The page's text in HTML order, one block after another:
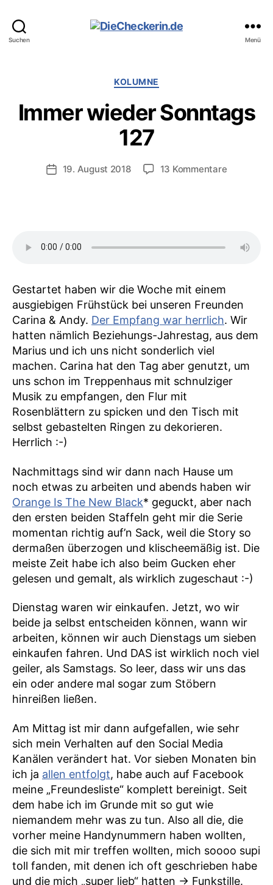
Suchen Menü
Kategorien
KOLUMNE
Immer wieder Sonntags
127
Veröffentlichungsdatum
19. August 2018 13 Kommentarezu
Gestartet haben wir die Woche mit einem
ausgiebigen Frühstück bei unseren Freunden
Carina & Andy. Der Empfang war herrlich. Wir
hatten nämlich Beziehungs-Jahrestag, aus dem
Marius und ich uns nicht sonderlich viel
machen. Carina hat den Tag aber genutzt, um
uns schon im Treppenhaus mit schnulziger
Musik zu empfangen, den Flur mit
Rosenblättern zu spicken und den Tisch mit
selbst gebastelten Ringen zu dekorieren.
Herrlich :-)
Nachmittags sind wir dann nach Hause um
noch etwas zu arbeiten und abends haben wir
Orange Is The New Black* geguckt, aber nach
den ersten beiden Staffeln geht mir die Serie
momentan richtig auf’n Sack, weil die Story so
dermaßen überzogen und klischeemäßig ist. Die
meiste Zeit habe ich also beim Gucken eher
gelesen und gemalt, als wirklich zugeschaut :-)
Dienstag waren wir einkaufen. Jetzt, wo wir
beide ja selbst entscheiden können, wann wir
arbeiten, können wir auch Dienstags um sieben
einkaufen fahren. Und DAS ist wirklich noch viel
geiler, als Samstags. So leer, dass wir uns das
ein oder andere mal sogar zum Stöbern
hinreißen ließen.
Am Mittag ist mir dann aufgefallen, wie sehr
sich mein Verhalten auf den Social Media
Kanälen verändert hat. Vor sieben Monaten bin
ich ja allen entfolgt, habe auch auf Facebook
meine „Freundesliste“ komplett bereinigt. Seit
dem habe ich im Grunde mit so gut wie
niemandem mehr was zu tun. Also all die, die
vorher meine Handynummern haben wollten,
die sich mit mir treffen wollten, mich soooo supi
toll fanden, mit denen ich oft geschrieben habe
und die mich „super lieb“ hatten -> Funkstille.